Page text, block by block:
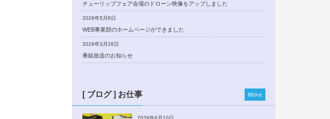
チューリップフェア会場のドローン映像をアップしました
2026年5月8日
WEB事業部のホームページができました
2026年3月26日
番組放送のお知らせ
[ ブログ ] お仕事
2026年6月10日
More